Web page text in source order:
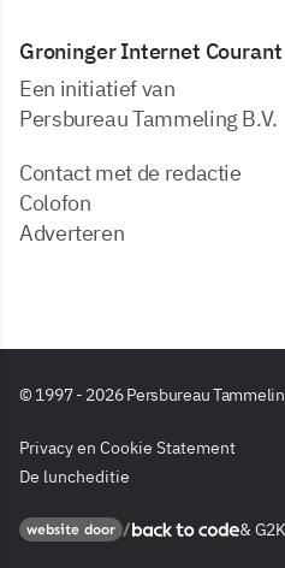
Groninger Internet Courant
Een initiatief van
Persbureau Tammeling B.V.
Contact met de redactie
Colofon
Adverteren
© 1997 - 2026 Persbureau
Privacy en Cookie Statement
De luncheditie
website doorBack to code & G2K